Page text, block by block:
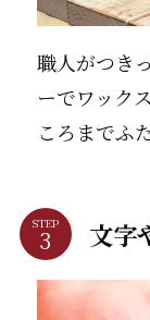
職人がつき
ーでワック
ころまでふ
STEP 文字